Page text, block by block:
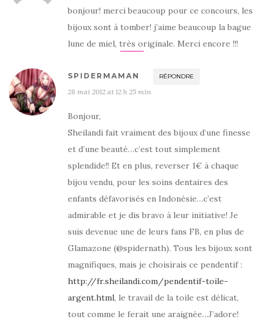
bonjour! merci beaucoup pour ce concours, les
bijoux sont à tomber! j’aime beaucoup la bague
lune de miel, très originale. Merci encore !!!
SPIDERMAMAN RÉPONDRE
28 mai 2012 at 12 h 25 min
Bonjour,
Sheilandi fait vraiment des bijoux d’une finesse
et d’une beauté…c’est tout simplement
splendide!! Et en plus, reverser 1€ à chaque
bijou vendu, pour les soins dentaires des
enfants défavorisés en Indonésie…c’est
admirable et je dis bravo à leur initiative! Je
suis devenue une de leurs fans FB, en plus de
Glamazone (@spidernath). Tous les bijoux sont
magnifiques, mais je choisirais ce pendentif :
http://fr.sheilandi.com/pendentif-toile-
argent.html, le travail de la toile est délicat,
tout comme le ferait une araignée…J’adore!